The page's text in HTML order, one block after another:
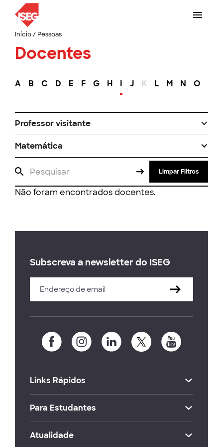
Início/ Pessoas
Docentes
A B C D E F G H I J K L M N O
Professor visitante
Matemática
Limpar Filtros
Não foram encontrados docentes.
Subscreva a newsletter do ISEG
Links Rápidos
Para Estudantes
Atualidade